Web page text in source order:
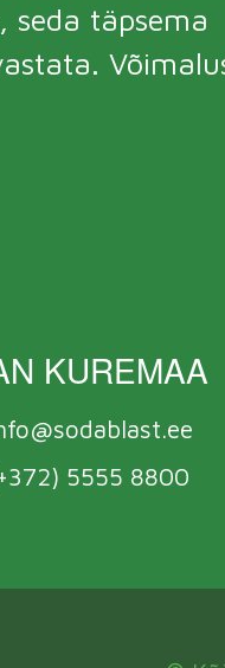
seda täpsema
KUREMAA
5555 8800